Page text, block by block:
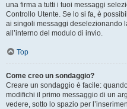
una firma a tutti i tuoi messaggi
Controllo Utente. Se lo si fa, è
ai singoli messaggi deselezionando
all’interno del modulo di invio.
Top
Come creo un sondaggio?
Creare un sondaggio è facile:
modifichi il primo messaggio di un
vedere, sotto lo spazio per